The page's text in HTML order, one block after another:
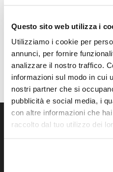
Questo sito web utilizza i
Utilizziamo i cookie per
annunci, per fornire
analizzare il nostro traffico.
informazioni sul modo in cui
nostri partner che si
pubblicità e social media, i
con altre informazioni che
raccolto dal tuo utilizzo dei
Offizielles Portal